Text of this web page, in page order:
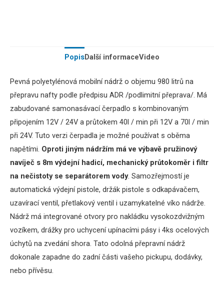
PopisDalší informaceVideo
Pevná polyetylénová mobilní nádrž o objemu 980 litrů na
přepravu nafty podle předpisu ADR /podlimitní přeprava/. Má
zabudované samonasávací čerpadlo s kombinovaným
připojením 12V / 24V a průtokem 40l / min při 12V a 70l / min
při 24V. Tuto verzi čerpadla je možné používat s oběma
napětími. Oproti jiným nádržím má ve výbavě pružinový
navíječ s 8m výdejní hadicí, mechanický průtokoměr i filtr
na nečistoty se separátorem vody. Samozřejmostí je
automatická výdejní pistole, držák pistole s odkapávačem,
uzavírací ventil, přetlakový ventil i uzamykatelné víko nádrže.
Nádrž má integrované otvory pro nakládku vysokozdvižným
vozíkem, drážky pro uchycení upínacími pásy i 4ks ocelových
úchytů na zvedání shora. Tato odolná přepravní nádrž
dokonale zapadne do zadní části vašeho pickupu, dodávky,
nebo přívěsu.